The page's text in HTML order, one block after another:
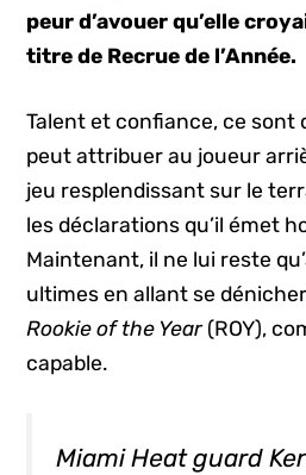
peur d’avouer qu’elle
titre de Recrue de l’Année.
Talent et confiance, ce sont
peut attribuer au joueur
jeu resplendissant sur le
les déclarations qu’il émet
Maintenant, il ne lui reste
ultimes en allant se
Rookie of the Year(ROY),
capable.
Miami Heat guard